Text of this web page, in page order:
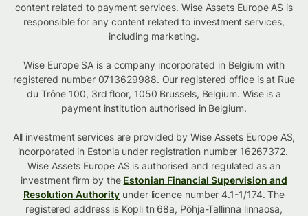
content related to payment services. Wise Assets Europe AS is
responsible for any content related to investment services,
including marketing.
Wise Europe SA is a company incorporated in Belgium with
registered number 0713629988. Our registered office is at Rue
du Trône 100, 3rd floor, 1050 Brussels, Belgium. Wise is a
payment institution authorised in Belgium.
All investment services are provided by Wise Assets Europe AS,
incorporated in Estonia under registration number 16267372.
Wise Assets Europe AS is authorised and regulated as an
investment firm by the Estonian Financial Supervision and
Resolution Authority under licence number 4.1-1/174. The
registered address is Kopli tn 68a, Põhja-Tallinna linnaosa,